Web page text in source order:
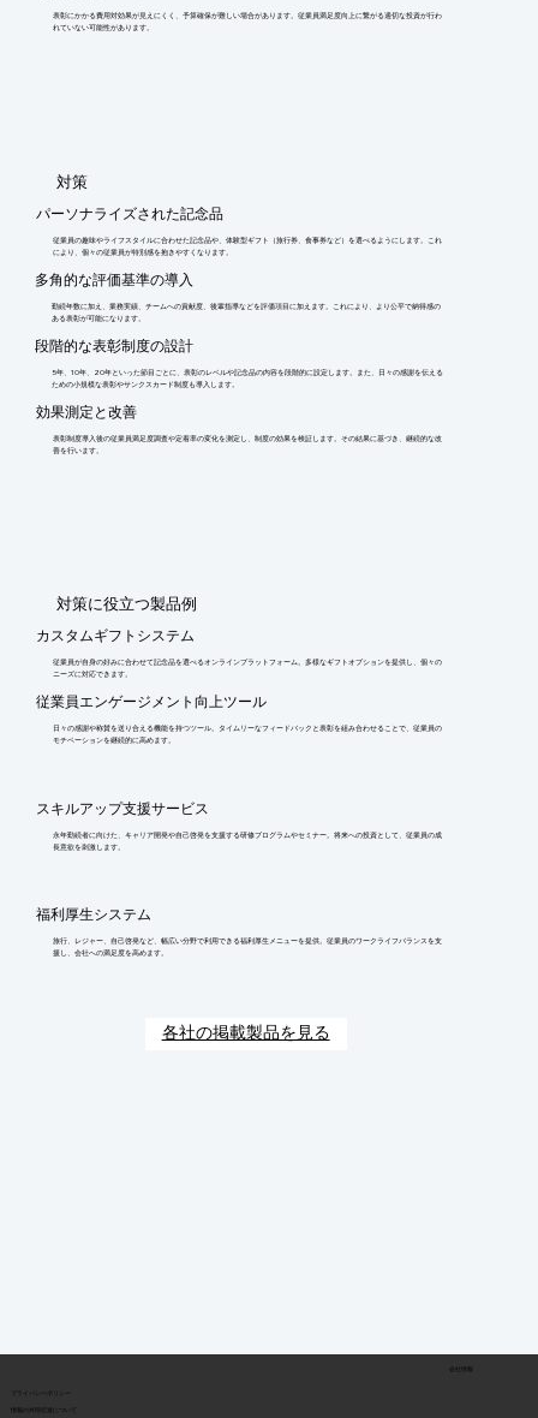
表彰にかかる費用対効果が見えにくく、予算確保が難しい場合があります。従業員満足度向上に繋がる適切な投資が行わ
れていない可能性があります。
​対策
パーソナライズされた記念品
従業員の趣味やライフスタイルに合わせた記念品や、体験型ギフト（旅行券、食事券など）を選べるようにします。これ
により、個々の従業員が特別感を抱きやすくなります。
多角的な評価基準の導入
勤続年数に加え、業務実績、チームへの貢献度、後輩指導などを評価項目に加えます。これにより、より公平で納得感の
ある表彰が可能になります。
段階的な表彰制度の設計
5年、10年、20年といった節目ごとに、表彰のレベルや記念品の内容を段階的に設定します。また、日々の感謝を伝える
ための小規模な表彰やサンクスカード制度も導入します。
効果測定と改善
表彰制度導入後の従業員満足度調査や定着率の変化を測定し、制度の効果を検証します。その結果に基づき、継続的な改
善を行います。
​対策に役立つ製品例
カスタムギフトシステム
従業員が自身の好みに合わせて記念品を選べるオンラインプラットフォーム。多様なギフトオプションを提供し、個々の
ニーズに対応できます。
従業員エンゲージメント向上ツール
日々の感謝や称賛を送り合える機能を持つツール。タイムリーなフィードバックと表彰を組み合わせることで、従業員の
モチベーションを継続的に高めます。
スキルアップ支援サービス
永年勤続者に向けた、キャリア開発や自己啓発を支援する研修プログラムやセミナー。将来への投資として、従業員の成
長意欲を刺激します。
福利厚生システム
旅行、レジャー、自己啓発など、幅広い分野で利用できる福利厚生メニューを提供。従業員のワークライフバランスを支
援し、会社への満足度を高めます。
各社の掲載製品を見る
​情報の外部伝達について
会社情報